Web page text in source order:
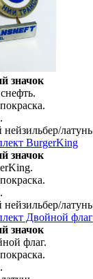
значок
латунь
значок
латунь
значок
флаг.